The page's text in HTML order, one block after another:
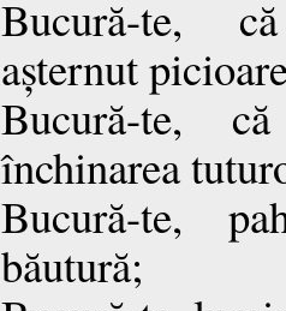
Bucură-te,
așternut
Bucură-te,
închinarea
Bucură-te,
băutură;